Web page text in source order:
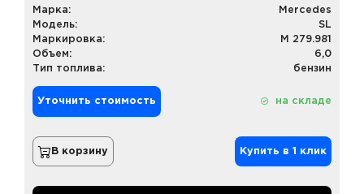
Марка:
Mercedes
Модель:
SL
Маркировка:
M 279.981
Объем:
6,0
Тип топлива:
бензин
Уточнить стоимость на складе
В корзину Купить в 1 клик